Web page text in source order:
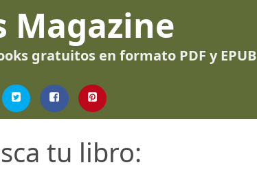
Magazine
gratuitos en formato PDF y EPUB
tu libro: